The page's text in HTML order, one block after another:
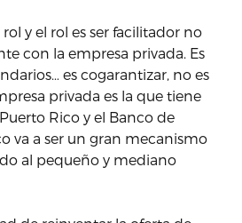
y el rol es ser facilitador no
con la empresa privada. Es
es cogarantizar, no es
privada es la que tiene
Rico y el Banco de
va a ser un gran mecanismo
al pequeño y mediano